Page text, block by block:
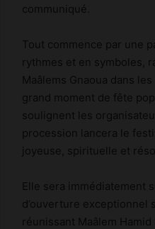
communiqué.
Tout commence par une
rythmes et en symboles,
Maâlems Gnaoua dans
grand moment de fête
soulignent les
procession lancera le
joyeuse, spirituelle et
Elle sera immédiatement
d’ouverture exceptionnel
réunissant Maâlem Hamid